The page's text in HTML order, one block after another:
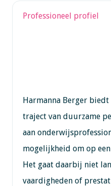
Professioneel profiel
Harmanna Berger
traject van duurzame
aan
mogelijkheid om op
Het gaat daarbij niet
vaardigheden of